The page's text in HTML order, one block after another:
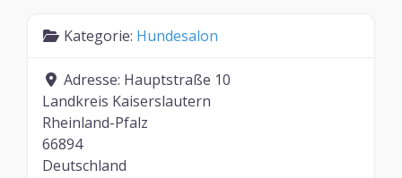
Kategorie: Hundesalon
Adresse: Hauptstraße 10
Landkreis Kaiserslautern
Rheinland-Pfalz
66894
Deutschland